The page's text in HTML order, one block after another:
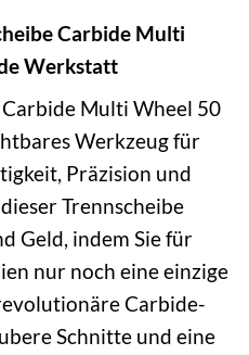
Carbide Multi
Werkstatt
Multi Wheel 50
Werkzeug für
Präzision und
Trennscheibe
Geld, indem Sie für
nur noch eine einzige
Carbide-
Schnitte und eine